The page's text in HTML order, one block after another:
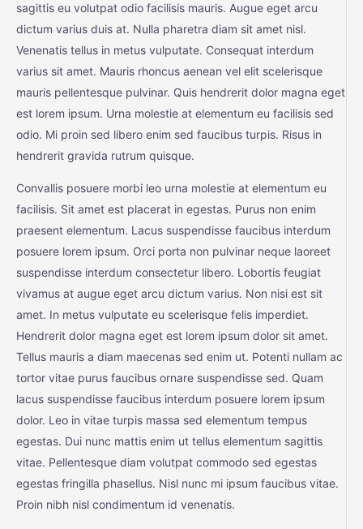
sagittis eu volutpat odio facilisis mauris. Augue eget arcu
dictum varius duis at. Nulla pharetra diam sit amet nisl.
Venenatis tellus in metus vulputate. Consequat interdum
varius sit amet. Mauris rhoncus aenean vel elit scelerisque
mauris pellentesque pulvinar. Quis hendrerit dolor magna eget
est lorem ipsum. Urna molestie at elementum eu facilisis sed
odio. Mi proin sed libero enim sed faucibus turpis. Risus in
hendrerit gravida rutrum quisque.
Convallis posuere morbi leo urna molestie at elementum eu
facilisis. Sit amet est placerat in egestas. Purus non enim
praesent elementum. Lacus suspendisse faucibus interdum
posuere lorem ipsum. Orci porta non pulvinar neque laoreet
suspendisse interdum consectetur libero. Lobortis feugiat
vivamus at augue eget arcu dictum varius. Non nisi est sit
amet. In metus vulputate eu scelerisque felis imperdiet.
Hendrerit dolor magna eget est lorem ipsum dolor sit amet.
Tellus mauris a diam maecenas sed enim ut. Potenti nullam ac
tortor vitae purus faucibus ornare suspendisse sed. Quam
lacus suspendisse faucibus interdum posuere lorem ipsum
dolor. Leo in vitae turpis massa sed elementum tempus
egestas. Dui nunc mattis enim ut tellus elementum sagittis
vitae. Pellentesque diam volutpat commodo sed egestas
egestas fringilla phasellus. Nisl nunc mi ipsum faucibus vitae.
Proin nibh nisl condimentum id venenatis.